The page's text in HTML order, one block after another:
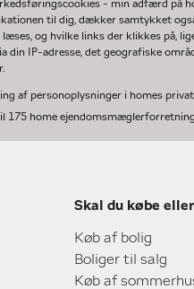
- min adfærd på
til dig, dækker samtykket
læses, og hvilke links der klikkes på,
din IP-adresse, det geografiske
af personoplysninger i homes
175 home
Skal du købe
Køb af bolig
Boliger til salg
Køb af